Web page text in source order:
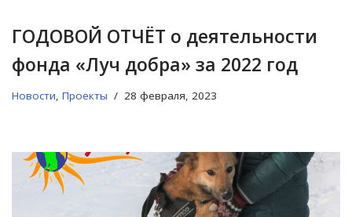
ГОДОВОЙ ОТЧЁТ о деятельности
фонда «Луч добра» за 2022 год
Новости, Проекты 28 февраля, 2023